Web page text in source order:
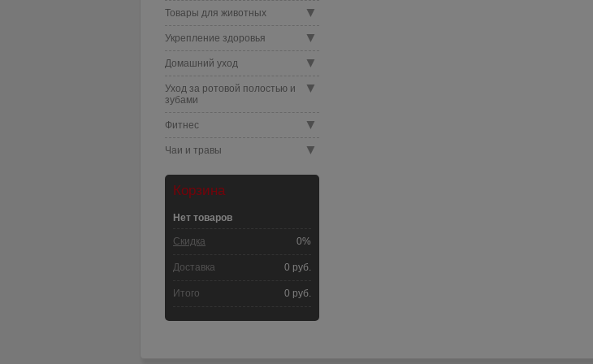
▼
Товары для животных
▼
Укрепление здоровья
▼
Домашний уход
▼
Уход за ротовой полостью и
зубами
▼
Фитнес
▼
Чаи и травы
Корзина
Нет товаров
Скидка 0%
Доставка 0 руб.
Итого 0 руб.